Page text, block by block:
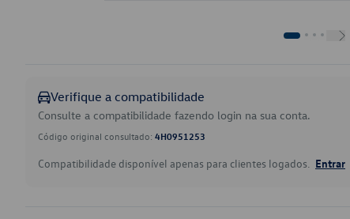
Verifique a compatibilidade
Consulte a compatibilidade fazendo login na sua conta.
Código original consultado: 4H0951253
Compatibilidade disponível apenas para clientes logados. Entrar